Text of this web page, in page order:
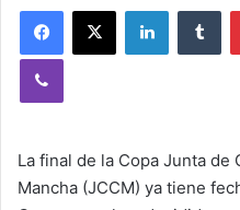
La final de la Copa Junta
Mancha (JCCM) ya tiene